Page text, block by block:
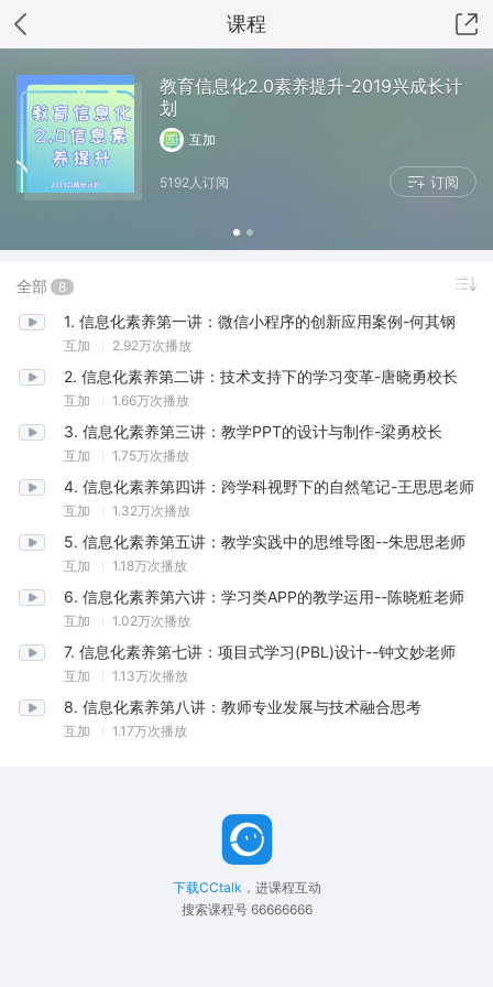
课程
教育信息化2.0素养提升-2019兴成长计
划
互加
5192人订阅 订阅
全部 8
1. 信息化素养第一讲：微信小程序的创新应用案例-何其钢
互加 2.92万次播放
2. 信息化素养第二讲：技术支持下的学习变革-唐晓勇校长
互加 1.66万次播放
3. 信息化素养第三讲：教学PPT的设计与制作-梁勇校长
互加 1.75万次播放
4. 信息化素养第四讲：跨学科视野下的自然笔记-王思思老师
互加 1.32万次播放
5. 信息化素养第五讲：教学实践中的思维导图--朱思思老师
互加 1.18万次播放
6. 信息化素养第六讲：学习类APP的教学运用--陈晓粧老师
互加 1.02万次播放
7. 信息化素养第七讲：项目式学习(PBL)设计--钟文妙老师
互加 1.13万次播放
8. 信息化素养第八讲：教师专业发展与技术融合思考
互加 1.17万次播放
下载CCtalk ，进课程互动
搜索课程号 66666666